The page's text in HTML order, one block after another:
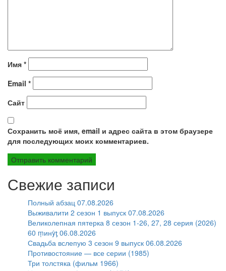
Имя *
Email *
Сайт
Сохранить моё имя, email и адрес сайта в этом браузере
для последующих моих комментариев.
Свежие записи
Полный абзац 07.08.2026
Выживалити 2 сезон 1 выпуск 07.08.2026
Великолепная пятерка 8 сезон 1-26, 27, 28 серия (2026)
60 ṃинẏƫ 06.08.2026
Свадьба вслепую 3 сезон 9 выпуск 06.08.2026
Противостояние — все серии (1985)
Три толстяка (фильм 1966)